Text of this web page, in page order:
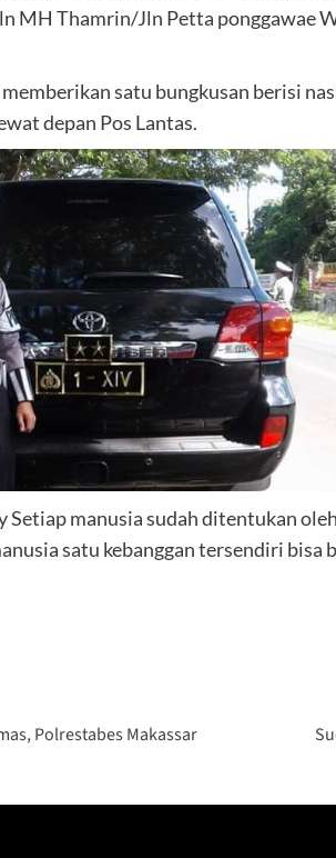
MH Thamrin/Jln Petta ponggawae
satu bungkusan berisi
depan Pos Lantas.
Setiap manusia sudah ditentukan
satu kebanggan tersendiri bisa
Polrestabes Makassar